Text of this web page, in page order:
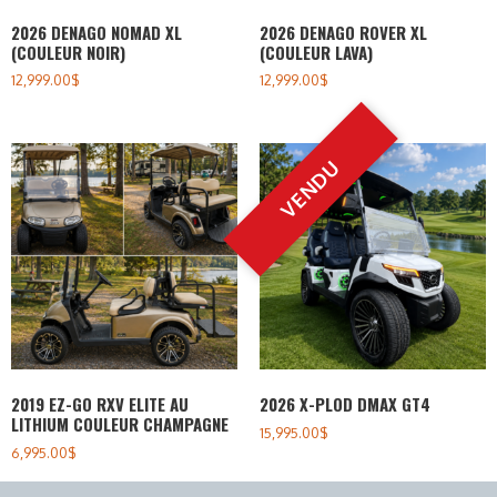
2026 DENAGO NOMAD XL
(COULEUR NOIR)
12,999.00$
2026 DENAGO ROVER XL
(COULEUR LAVA)
12,999.00$
2019 EZ-GO RXV ELITE AU
LITHIUM COULEUR CHAMPAGNE
6,995.00$
2026 X-PLOD DMAX GT4
15,995.00$